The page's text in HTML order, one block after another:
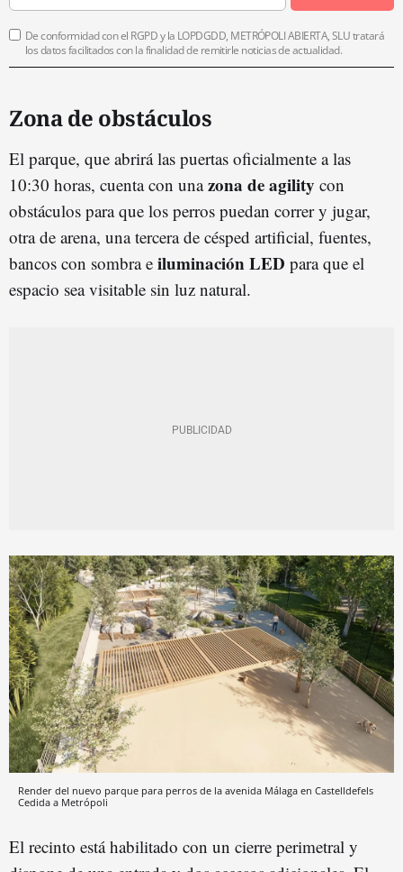
De conformidad con el RGPD y la LOPDGDD, METRÓPOLI ABIERTA, SLU tratará
los datos facilitados con la finalidad de remitirle noticias de actualidad.
Zona de obstáculos
El parque, que abrirá las puertas oficialmente a las
10:30 horas, cuenta con unazona de agility con
obstáculos para que los perros puedan correr y jugar,
otra de arena, una tercera de césped artificial, fuentes,
bancos con sombra e iluminación LED para que el
espacio sea visitable sin luz natural.
Render del nuevo parque para perros de la avenida Málaga en Castelldefels
Cedida a Metrópoli
El recinto está habilitado con un cierre perimetral y